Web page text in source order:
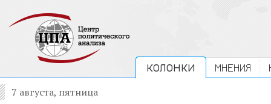
КОЛОНКИ МНЕНИЯ
7 августа, пятница